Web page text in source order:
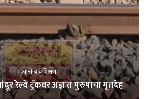
आरोग्य व शिक्षण
रेल्वे ट्रॅकवर अज्ञात पुरुषाचा मृतदेह